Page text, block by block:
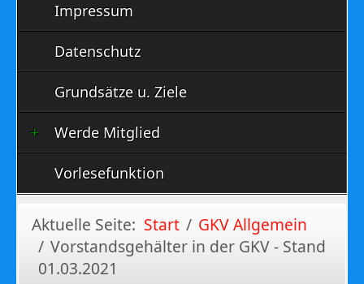
Impressum
Datenschutz
Grundsätze u. Ziele
Werde Mitglied
Vorlesefunktion
Aktuelle Seite: Start
GKV Allgemein
Vorstandsgehälter in der GKV - Stand
01.03.2021